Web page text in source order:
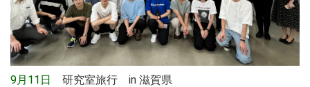
9月11日
研究室旅行 in 滋賀県